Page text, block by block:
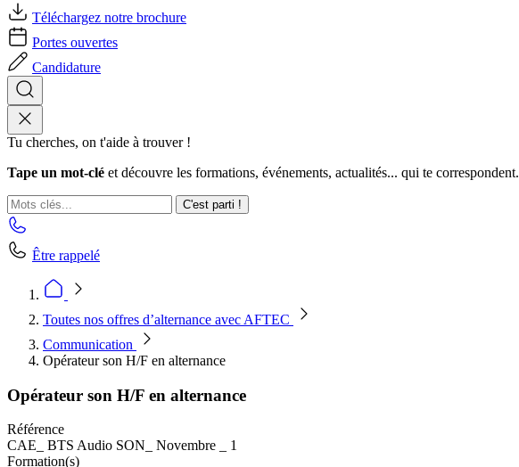
Téléchargez notre brochure
Portes ouvertes
Candidature
Tu cherches, on t'aide à trouver !
Tape un mot-clé et découvre les formations, événements, actualités... qui te correspondent.
C'est parti !
Être rappelé
Toutes nos offres d’alternance avec AFTEC
Communication
Opérateur son H/F en alternance
Opérateur son H/F en alternance
Référence
CAE_ BTS Audio SON_ Novembre _ 1
Formation(s)